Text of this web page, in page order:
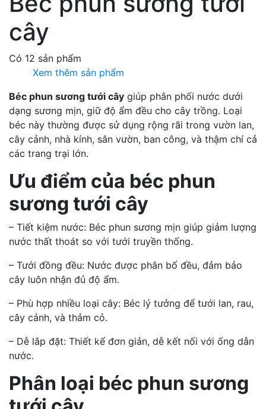
cây
Có 12 sản phẩm
Xem thêm sản phẩm
Béc phun sương tưới cây giúp phân phối nước dưới
dạng sương mịn, giữ độ ẩm đều cho cây trồng. Loại
béc này thường được sử dụng rộng rãi trong vườn lan,
cây cảnh, nhà kính, sân vườn, ban công, và thậm chí cả
các trang trại lớn.
Ưu điểm của béc phun
sương tưới cây
– Tiết kiệm nước: Béc phun sương mịn giúp giảm lượng
nước thất thoát so với tưới truyền thống.
– Tưới đồng đều: Nước được phân bố đều, đảm bảo
cây luôn nhận đủ độ ẩm.
– Phù hợp nhiều loại cây: Béc lý tưởng để tưới lan, rau,
cây cảnh, và thảm cỏ.
– Dễ lắp đặt: Thiết kế đơn giản, dễ kết nối với ống dẫn
nước.
Phân loại béc phun sương